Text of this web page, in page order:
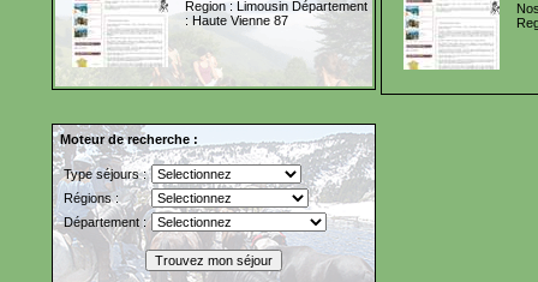
Region : Limousin Département
: Haute Vienne 87
Moteur de recherche :
Type séjours :
Régions :
Département :